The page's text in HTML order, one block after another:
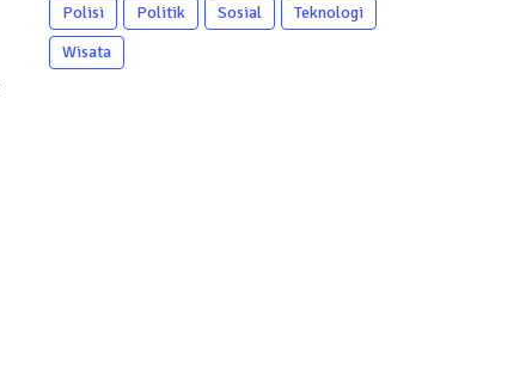
Polisi
Politik Sosial
Teknologi
Wisata